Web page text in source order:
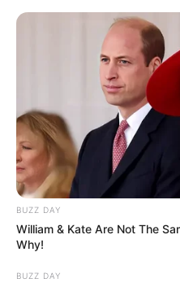
BUZZ DAY
William & Kate Are Not The
Why!
BUZZ DAY